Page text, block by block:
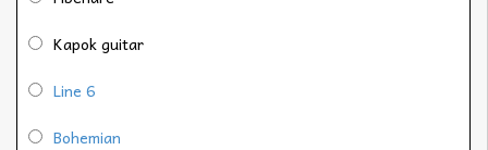
Kapok guitar
Line 6
Bohemian